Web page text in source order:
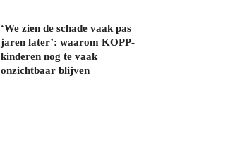
‘We zien de schade vaak pas
jaren later’: waarom KOPP-
kinderen nog te vaak
onzichtbaar blijven